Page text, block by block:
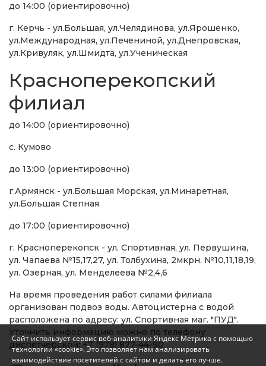
до 14:00 (ориентировочно)
г. Керчь - ул.Большая, ул.Челядинова, ул.Ярошенко,
ул.Международная, ул.Печениной, ул.Днепровская,
ул.Кривуляк, ул.Шмидта, ул.Ученическая
Красноперекопский
филиал
до 14:00 (ориентировочно)
с. Кумово
до 13:00 (ориентировочно)
г.Армянск - ул.Большая Морская, ул.Минаретная,
ул.Большая Степная
до 17:00 (ориентировочно)
г. Красноперекопск - ул. Спортивная, ул. Первушина,
ул. Чапаева №15,17,27, ул. Толбухина, 2мкрн. №10,11,18,19,
ул. Озерная, ул. Менделеева №2,4,6
На время проведения работ силами филиала
организован подвоз воды. Автоцистерна с водой
расположена по адресу: ул. Спортивная маг. "ПУД".
Уточнить информацию можно по телефону
диспетчерской: +7 (978) 877-44-90
Сайт использует сервис веб-аналитики Яндекс Метрика с помощью
технологии «cookie». Это позволяет нам анализировать
взаимодействие посетителей с сайтом и делать его лучше.